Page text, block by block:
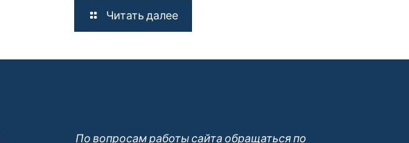
Читать далее
По вопросам работы сайта обращаться по